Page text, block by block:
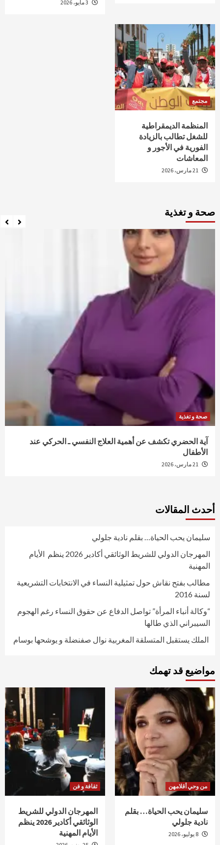
مجتمع
المنظمة الديمقراطية
للشغل تطالب بالزيادة
الفورية في الأجور و
المعاشات
صحة و تغذية
صحة و تغذية
آية الحضري تكشف عن أهمية العلاج النفسي ـ الحركي عند
الأطفال
أحدث المقالات
سليمان يحب الحياة… بقلم نادية جلولي
المهرجان الدولي للشريط الوثائقي أكادير 2026 ينظم الأيام
المهنية
مطالب بفتح نقاش حول تمثيلية النساء في الانتخابات التشريعية
لسنة 2016
“وكالة أنباء المرأة” تواصل الدفاع عن حقوق النساء رغم الهجوم
السيبراني الذي طالها
الملك يستقبل المتسلقة المغربية نوال صفنضلة و يوشحها بوسام
مواضيع قد تهمك
من وحي أقلامهن
سليمان يحب الحياة… بقلم
نادية جلولي
ثقافة و فن
المهرجان الدولي للشريط
الوثائقي أكادير 2026 ينظم
الأيام المهنية